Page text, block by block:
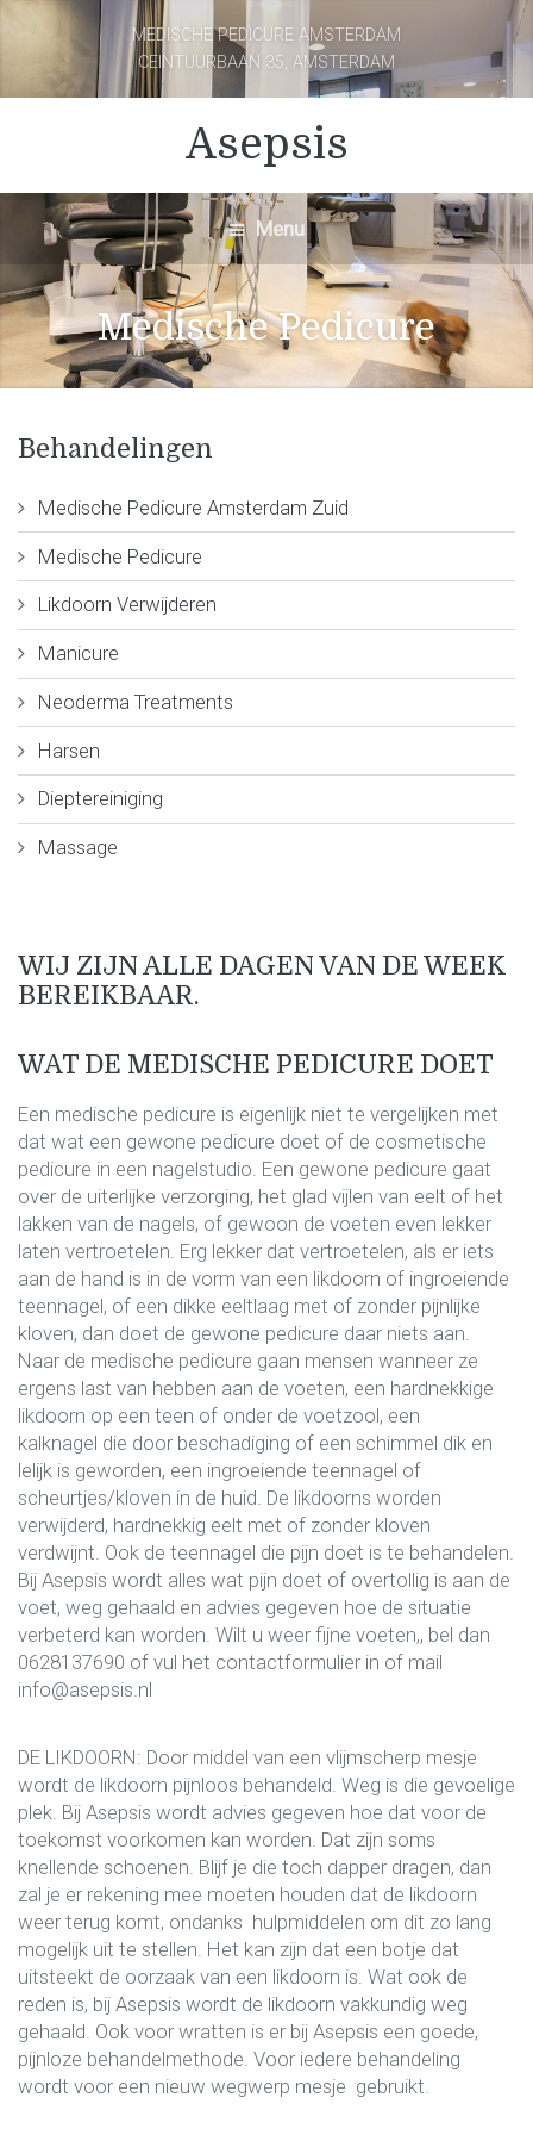
MEDISCHE PEDICURE AMSTERDAM
CEINTUURBAAN 35, AMSTERDAM
Asepsis
Menu
Medische Pedicure
Behandelingen
Medische Pedicure Amsterdam Zuid
Medische Pedicure
Likdoorn Verwijderen
Manicure
Neoderma Treatments
Harsen
Dieptereiniging
Massage
WIJ ZIJN ALLE DAGEN VAN DE WEEK
BEREIKBAAR.
WAT DE MEDISCHE PEDICURE DOET
Een medische pedicure is eigenlijk niet te vergelijken met
dat wat een gewone pedicure doet of de cosmetische
pedicure in een nagelstudio. Een gewone pedicure gaat
over de uiterlijke verzorging, het glad vijlen van eelt of het
lakken van de nagels, of gewoon de voeten even lekker
laten vertroetelen. Erg lekker dat vertroetelen, als er iets
aan de hand is in de vorm van een likdoorn of ingroeiende
teennagel, of een dikke eeltlaag met of zonder pijnlijke
kloven, dan doet de gewone pedicure daar niets aan.
Naar de medische pedicure gaan mensen wanneer ze
ergens last van hebben aan de voeten, een hardnekkige
likdoorn op een teen of onder de voetzool, een
kalknagel die door beschadiging of een schimmel dik en
lelijk is geworden, een ingroeiende teennagel of
scheurtjes/kloven in de huid. De likdoorns worden
verwijderd, hardnekkig eelt met of zonder kloven
verdwijnt. Ook de teennagel die pijn doet is te behandelen.
Bij Asepsis wordt alles wat pijn doet of overtollig is aan de
voet, weg gehaald en advies gegeven hoe de situatie
verbeterd kan worden. Wilt u weer fijne voeten,, bel dan
0628137690 of vul het contactformulier in of mail
info@asepsis.nl
DE LIKDOORN: Door middel van een vlijmscherp mesje
wordt de likdoorn pijnloos behandeld. Weg is die gevoelige
plek. Bij Asepsis wordt advies gegeven hoe dat voor de
toekomst voorkomen kan worden. Dat zijn soms
knellende schoenen. Blijf je die toch dapper dragen, dan
zal je er rekening mee moeten houden dat de likdoorn
weer terug komt, ondanks hulpmiddelen om dit zo lang
mogelijk uit te stellen. Het kan zijn dat een botje dat
uitsteekt de oorzaak van een likdoorn is. Wat ook de
reden is, bij Asepsis wordt de likdoorn vakkundig weg
gehaald. Ook voor wratten is er bij Asepsis een goede,
pijnloze behandelmethode. Voor iedere behandeling
wordt voor een nieuw wegwerp mesje gebruikt.